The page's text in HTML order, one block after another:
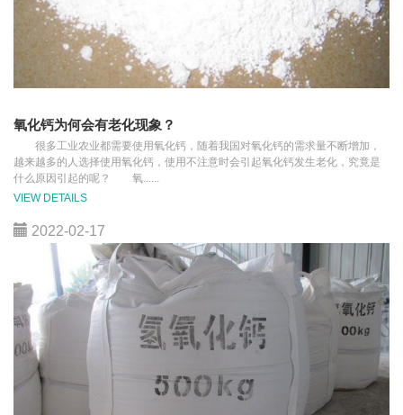
氧化钙为何会有老化现象？
很多工业农业都需要使用氧化钙，随着我国对氧化钙的需求量不断增加，
越来越多的人选择使用氧化钙，使用不注意时会引起氧化钙发生老化，究竟是
什么原因引起的呢？ 氧......
VIEW DETAILS
2022-02-17